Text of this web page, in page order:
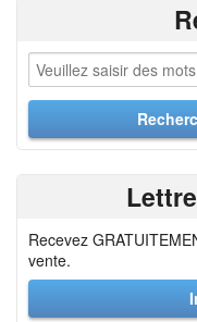
Recevez
vente.